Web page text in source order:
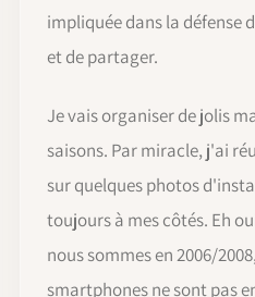
impliquée dans la défense
et de partager.
Je vais organiser de jolis
saisons. Par miracle, j'ai
sur quelques photos
toujours à mes côtés. Eh
nous sommes en 2006/
smartphones ne sont pas